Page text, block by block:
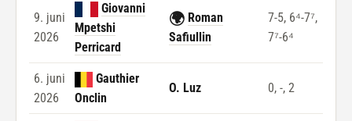
9. juni
2026
Giovanni
Mpetshi
Perricard
🌍 Roman
Safiullin
7-5, 6⁴-7⁷,
7⁷-6⁴
6. juni
2026
Gauthier
Onclin
O. Luz 0, -, 2